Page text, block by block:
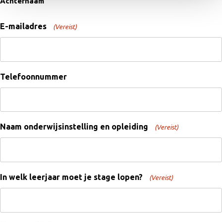
E-mailadres (Vereist)
Telefoonnummer
Naam onderwijsinstelling en opleiding (Vereist)
In welk leerjaar moet je stage lopen? (Vereist)